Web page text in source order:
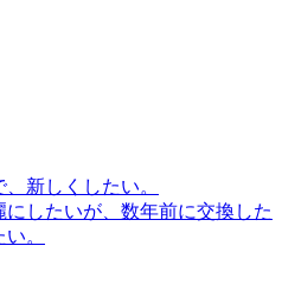
新しくしたい。
したいが、数年前に交換した
。